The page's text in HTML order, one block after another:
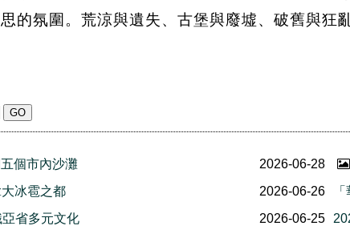
的氛圍。荒涼與遺失、古堡與廢墟、破舊與狂
個市內沙灘
冰雹之都
省多元文化
2026-06-28
2026-06-26
2026-06-25